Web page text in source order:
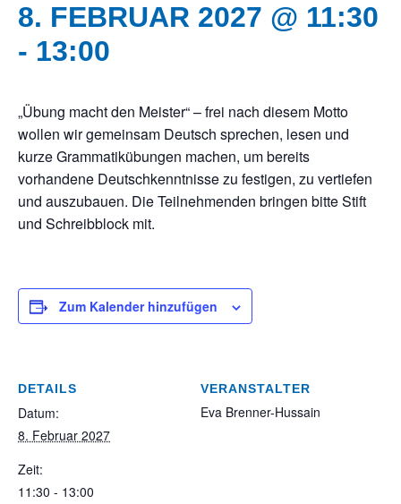
8. FEBRUAR 2027 @ 11:30
- 13:00
„Übung macht den Meister“ – frei nach diesem Motto
wollen wir gemeinsam Deutsch sprechen, lesen und
kurze Grammatikübungen machen, um bereits
vorhandene Deutschkenntnisse zu festigen, zu vertiefen
und auszubauen. Die Teilnehmenden bringen bitte Stift
und Schreibblock mit.
Zum Kalender hinzufügen
DETAILS
Datum:
8. Februar 2027
Zeit:
11:30 - 13:00
VERANSTALTER
Eva Brenner-Hussain